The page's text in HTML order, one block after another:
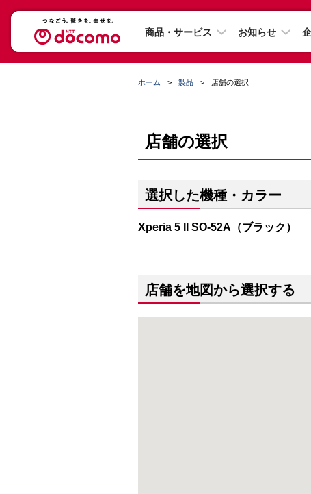
商品・サービス お知らせ
ホーム 製品 店舗の選択
店舗の選択
選択した機種・カラー
Xperia 5 II SO-52A（ブラック）
店舗を地図から選択する